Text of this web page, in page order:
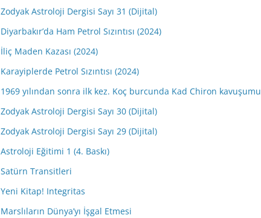
Zodyak Astroloji Dergisi Sayı 31 (Dijital)
Diyarbakır’da Ham Petrol Sızıntısı (2024)
İliç Maden Kazası (2024)
Karayiplerde Petrol Sızıntısı (2024)
1969 yılından sonra ilk kez. Koç burcunda Kad Chiron kavuşumu
Zodyak Astroloji Dergisi Sayı 30 (Dijital)
Zodyak Astroloji Dergisi Sayı 29 (Dijital)
Astroloji Eğitimi 1 (4. Baskı)
Satürn Transitleri
Yeni Kitap! Integritas
Marslıların Dünya’yı İşgal Etmesi